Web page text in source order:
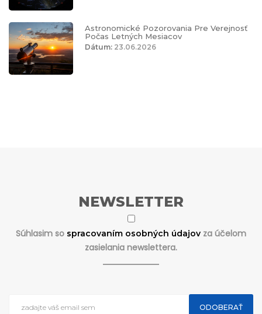
Astronomické Pozorovania Pre Verejnosť
Počas Letných Mesiacov
Dátum: 23.06.2026
NEWSLETTER
Súhlasim so spracovaním osobných údajov za účelom
zasielania newslettera.
ODOBERAŤ